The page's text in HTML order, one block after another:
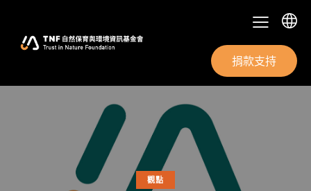
捐款支持
觀點